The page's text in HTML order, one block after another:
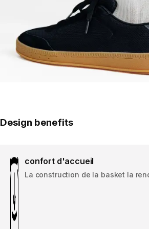
Design benefits
confort d'accueil
La construction de la basket la